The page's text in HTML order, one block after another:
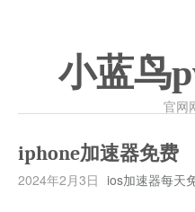
小蓝鸟
官网
iphone加速器免费
2024年2月3日 ios加速器每天